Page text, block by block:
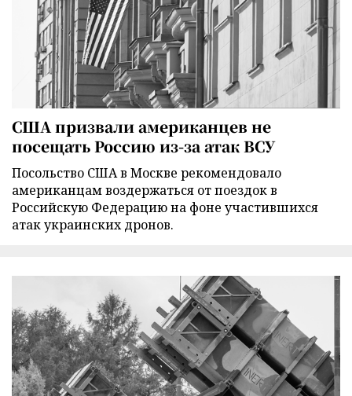
США призвали американцев не
посещать Россию из-за атак ВСУ
Посольство США в Москве рекомендовало
американцам воздержаться от поездок в
Российскую Федерацию на фоне участившихся
атак украинских дронов.